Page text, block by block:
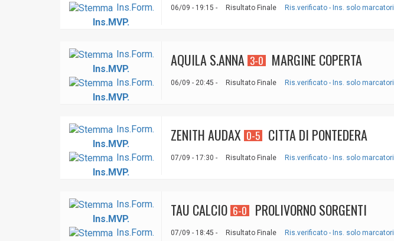
06/09 - 19:15 - Risultato Finale Ris.verificato - Ins. solo marcatori
Ins.Form.
Ins.MVP.
AQUILA S.ANNA 3-0 MARGINE COPERTA
06/09 - 20:45 - Risultato Finale Ris.verificato - Ins. solo marcatori
Ins.Form.
Ins.MVP.
Ins.Form.
Ins.MVP.
ZENITH AUDAX 0-5 CITTA DI PONTEDERA
07/09 - 17:30 - Risultato Finale Ris.verificato - Ins. solo marcatori
Ins.Form.
Ins.MVP.
Ins.Form.
Ins.MVP.
TAU CALCIO 6-0 PROLIVORNO SORGENTI
07/09 - 18:45 - Risultato Finale Ris.verificato - Ins. solo marcatori
Ins.Form.
Ins.MVP.
Ins.Form.